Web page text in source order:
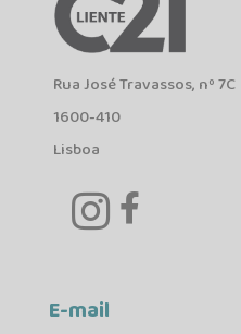
Rua José Travassos, nº 7C
1600-410
Lisboa

E-mail
